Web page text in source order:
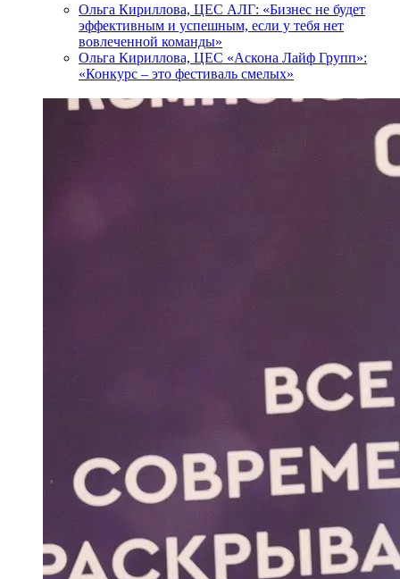
Ольга Кириллова, ЦЕС АЛГ: «Бизнес не будет
эффективным и успешным, если у тебя нет
вовлеченной команды»
Ольга Кириллова, ЦЕС «Аскона Лайф Групп»:
«Конкурс – это фестиваль смелых»